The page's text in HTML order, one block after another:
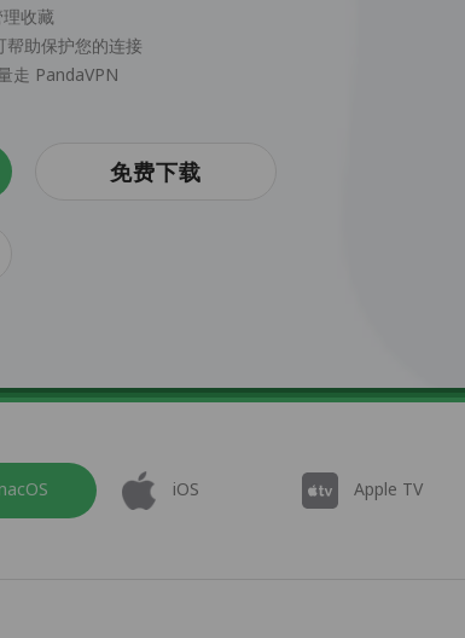
收藏
助保护您的连接
走 PandaVPN
免费下载
iOS Apple TV